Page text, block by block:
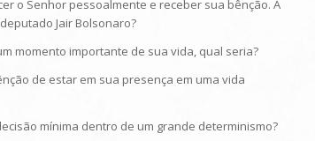
o Senhor pessoalmente e receber sua bênção. A
Jair Bolsonaro?
momento importante de sua vida, qual seria?
de estar em sua presença em uma vida
mínima dentro de um grande determinismo?